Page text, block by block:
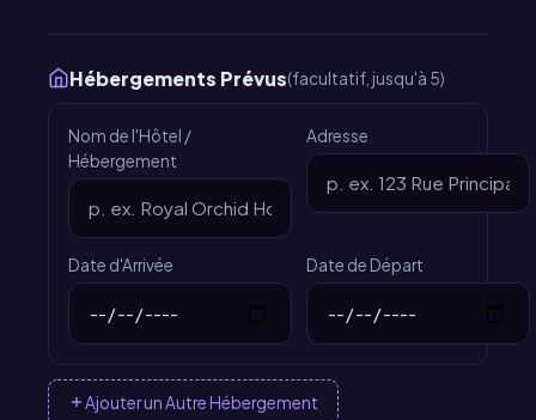
Hébergements Prévus(facultatif, jusqu'à 5)
Nom de l'Hôtel /
Hébergement
Adresse
Date d'Arrivée Date de Départ
Ajouter un Autre Hébergement